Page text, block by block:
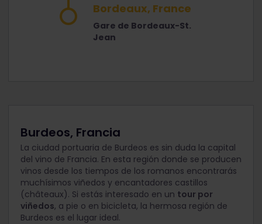
Bordeaux, France
Gare de Bordeaux-St.
Jean
Burdeos, Francia
La ciudad portuaria de Burdeos es sin duda la capital
del vino de Francia. En esta región donde se producen
vinos desde los tiempos de los romanos encontrarás
muchísimos viñedos y encantadores castillos
(châteaux). Si estás interesado en un tour por
viñedos, a pie o en bicicleta, la hermosa región de
Burdeos es el lugar ideal.